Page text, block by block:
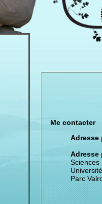
Me contacter
Adresse
Adresse
Sciences
Parc